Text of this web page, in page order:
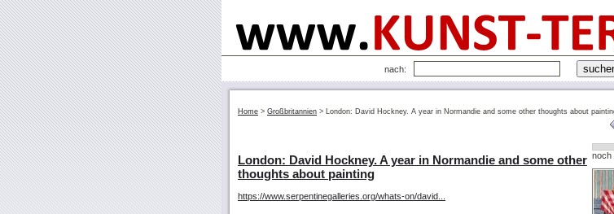
nach:
Home > Großbritannien > London: David Hockney. A year in Normandie and some other thoughts about
noch
London: David Hockney. A year in Normandie and some other
thoughts about painting
https://www.serpentinegalleries.org/whats-on/david...